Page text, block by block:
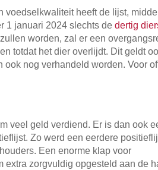
voedselkwaliteit heeft de lijst,
1 januari 2024 slechts dedertig
worden, zal er een
totdat het dier overlijdt. Dit geldt
nog verhandeld worden. Voor
veel geld verdiend. Er is dan ook
Zo werd een eerdere
Een enorme klap voor
zorgvuldig opgesteld aan de